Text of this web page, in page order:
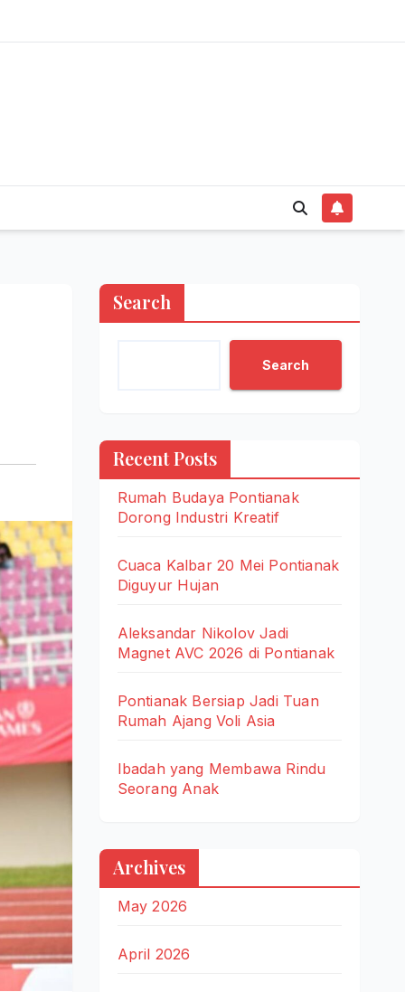
Search
Search
Recent Posts
Rumah Budaya Pontianak
Dorong Industri Kreatif
Cuaca Kalbar 20 Mei Pontianak
Diguyur Hujan
Aleksandar Nikolov Jadi
Magnet AVC 2026 di Pontianak
Pontianak Bersiap Jadi Tuan
Rumah Ajang Voli Asia
Ibadah yang Membawa Rindu
Seorang Anak
Archives
May 2026
April 2026